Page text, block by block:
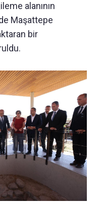
alanının
Maşattepe
bir